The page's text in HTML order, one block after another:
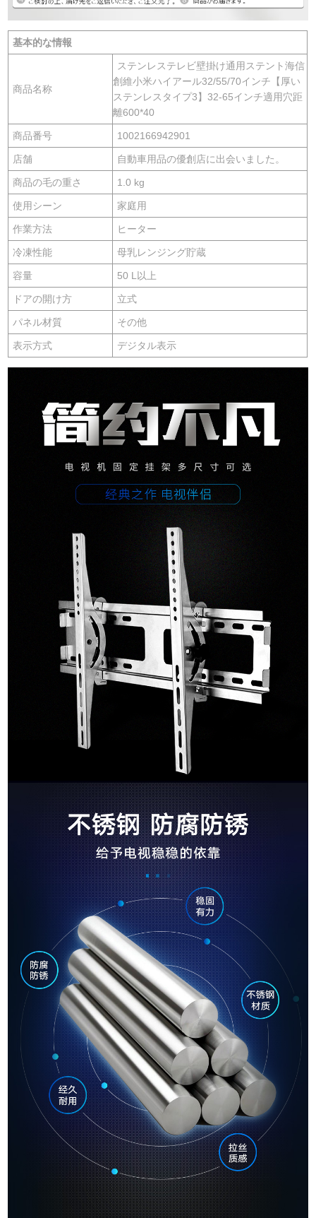
基本的な情報
商品名称
ステンレステレビ壁掛け通用ステント海信
創維小米ハイアール32/55/70インチ【厚い
ステンレスタイプ3】32-65インチ適用穴距
離600*40
商品番号 1002166942901
店舗 自動車用品の優創店に出会いました。
商品の毛の重さ 1.0 kg
使用シーン 家庭用
作業方法 ヒーター
冷凍性能 母乳レンジング貯蔵
容量 50 L以上
ドアの開け方 立式
パネル材質 その他
表示方式 デジタル表示